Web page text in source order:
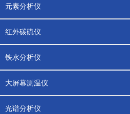
元素分析仪
红外碳硫仪
铁水分析仪
大屏幕测温仪
光谱分析仪